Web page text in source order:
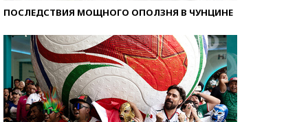
ПОСЛЕДСТВИЯ МОЩНОГО ОПОЛЗНЯ В ЧУНЦИНЕ